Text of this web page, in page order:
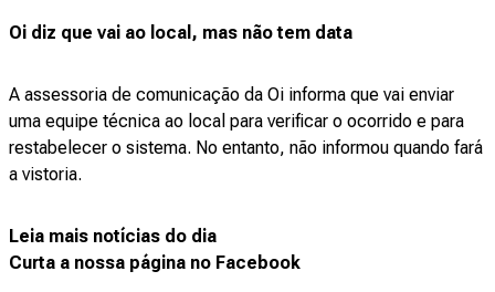
Oi diz que vai ao local, mas não tem data
A assessoria de comunicação da Oi informa que vai enviar
uma equipe técnica ao local para verificar o ocorrido e para
restabelecer o sistema. No entanto, não informou quando fará
a vistoria.
Leia mais notícias do dia
Curta a nossa página no Facebook